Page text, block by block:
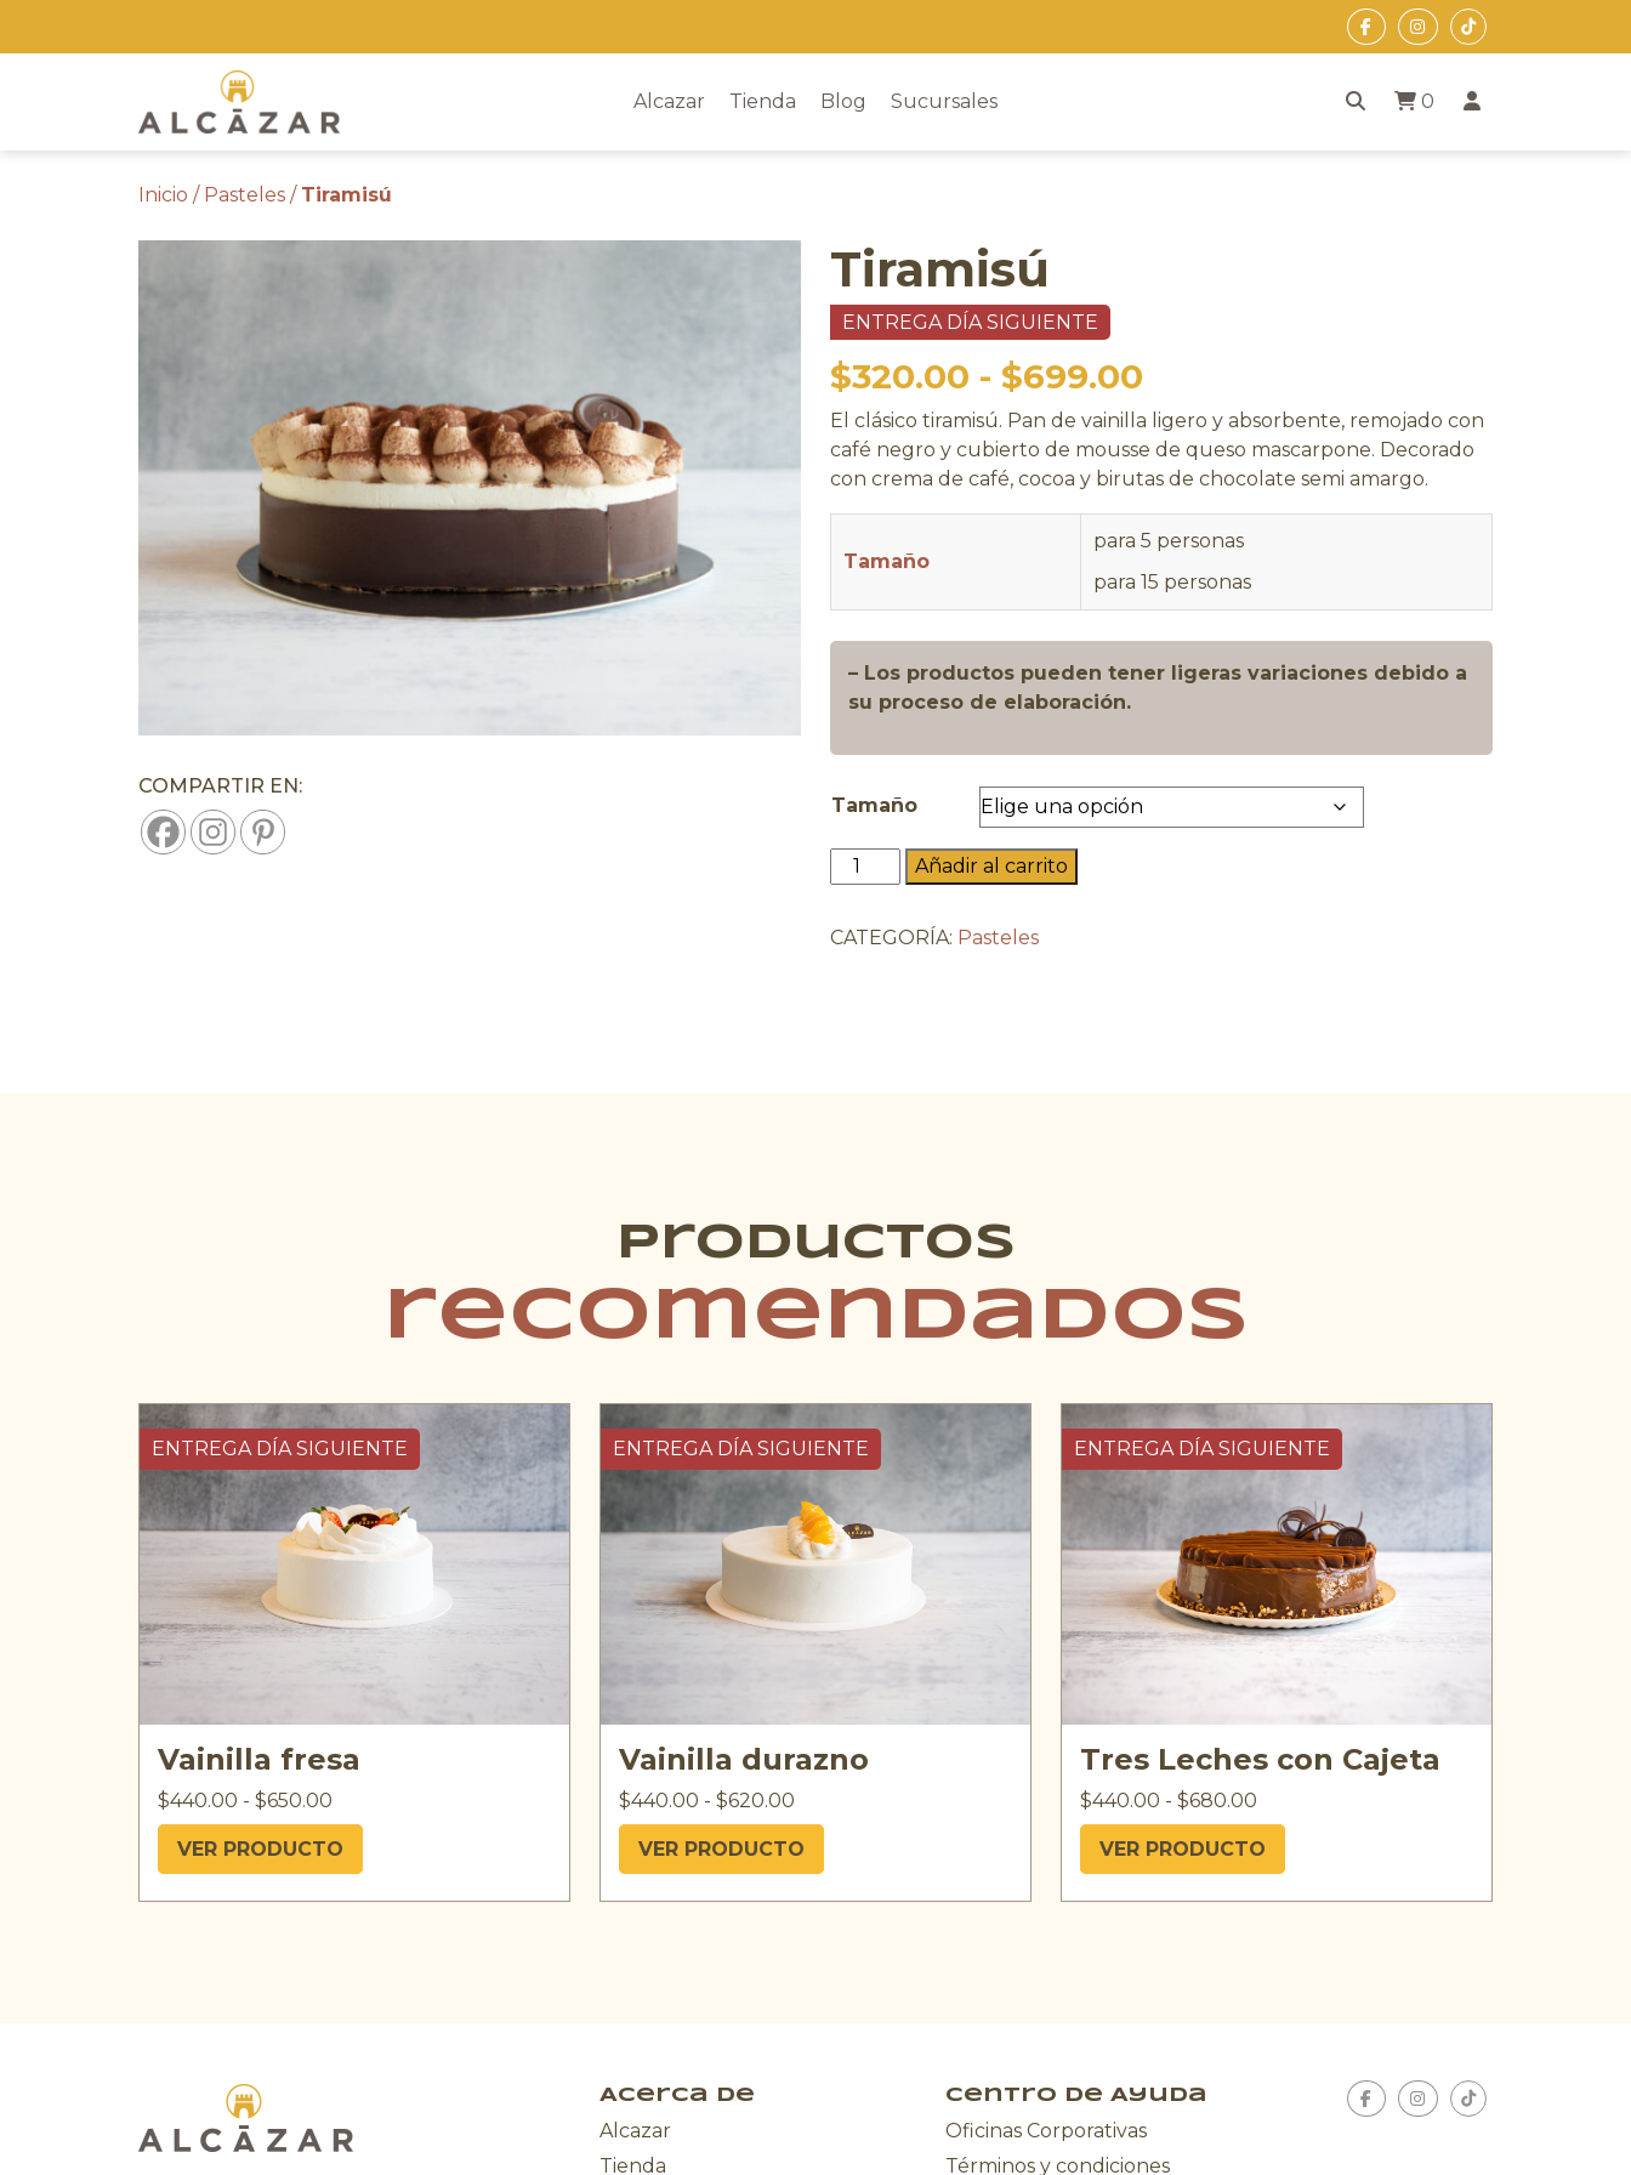
Alcazar Tienda Blog Sucursales 0
Inicio / Pasteles / Tiramisú
COMPARTIR EN:
Tiramisú
ENTREGA DÍA SIGUIENTE
$320.00 - $699.00
El clásico tiramisú. Pan de vainilla ligero y absorbente, remojado con
café negro y cubierto de mousse de queso mascarpone. Decorado
con crema de café, cocoa y birutas de chocolate semi amargo.
Tamaño
para 5 personas
para 15 personas
– Los productos pueden tener ligeras variaciones debido a
su proceso de elaboración.
Tamaño
Tiramisú
cantidad
Añadir al carrito
CATEGORÍA: Pasteles
Productos
recomendados
ENTREGA DÍA SIGUIENTE
Vainilla fresa
$440.00 - $650.00
VER PRODUCTO
ENTREGA DÍA SIGUIENTE
Vainilla durazno
$440.00 - $620.00
VER PRODUCTO
ENTREGA DÍA SIGUIENTE
Tres Leches con Cajeta
$440.00 - $680.00
VER PRODUCTO
Acerca de
Alcazar
Tienda
Centro de Ayuda
Oficinas Corporativas
Términos y condiciones